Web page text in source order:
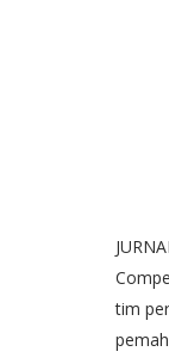
tim